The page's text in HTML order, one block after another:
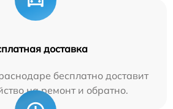
доставка
бесплатно доставит
на ремонт и обратно.